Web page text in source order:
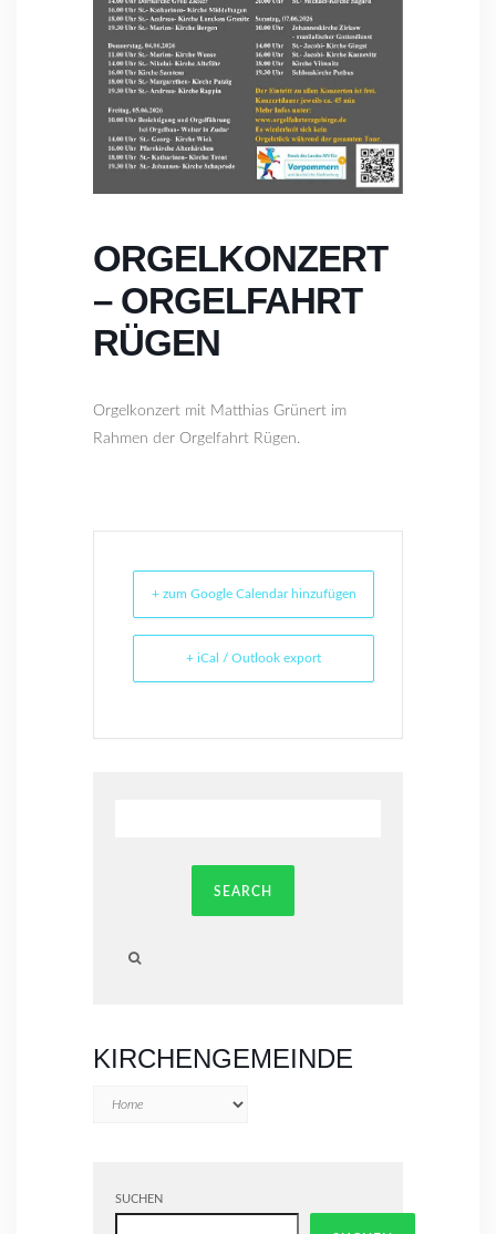
ORGELKONZERT
– ORGELFAHRT
RÜGEN
Orgelkonzert mit Matthias Grünert im
Rahmen der Orgelfahrt Rügen.
+ zum Google Calendar hinzufügen
+ iCal / Outlook export
SEARCH
Searching
progress
KIRCHENGEMEINDE
SUCHEN